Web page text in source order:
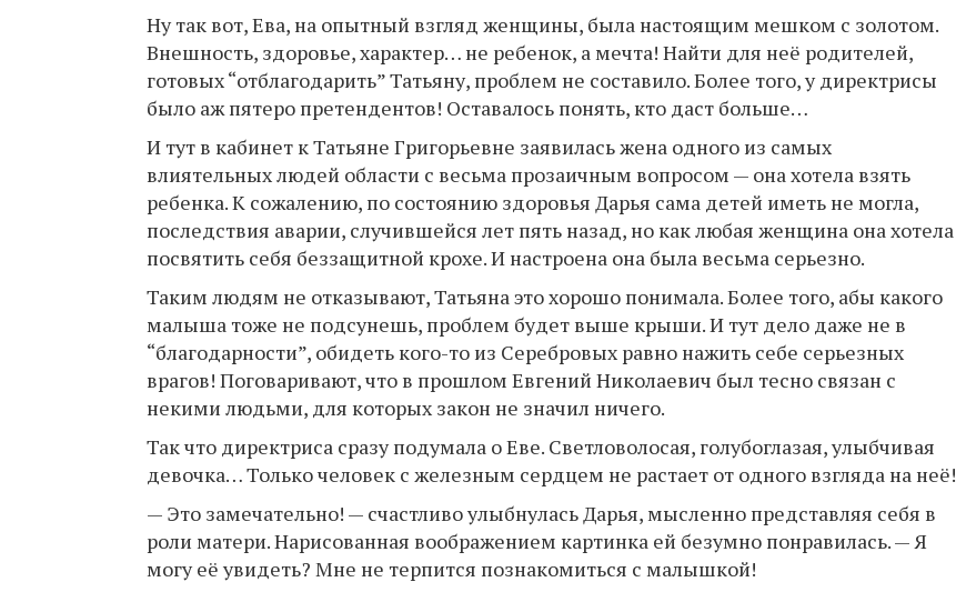
Ну так вот, Ева, на опытный взгляд женщины, была настоящим мешком с золотом.
Внешность, здоровье, характер… не ребенок, а мечта! Найти для неё родителей,
готовых “отблагодарить” Татьяну, проблем не составило. Более того, у директрисы
было аж пятеро претендентов! Оставалось понять, кто даст больше…
И тут в кабинет к Татьяне Григорьевне заявилась жена одного из самых
влиятельных людей области с весьма прозаичным вопросом — она хотела взять
ребенка. К сожалению, по состоянию здоровья Дарья сама детей иметь не могла,
последствия аварии, случившейся лет пять назад, но как любая женщина она хотела
посвятить себя беззащитной крохе. И настроена она была весьма серьезно.
Таким людям не отказывают, Татьяна это хорошо понимала. Более того, абы какого
малыша тоже не подсунешь, проблем будет выше крыши. И тут дело даже не в
“благодарности”, обидеть кого-то из Серебровых равно нажить себе серьезных
врагов! Поговаривают, что в прошлом Евгений Николаевич был тесно связан с
некими людьми, для которых закон не значил ничего.
Так что директриса сразу подумала о Еве. Светловолосая, голубоглазая, улыбчивая
девочка… Только человек с железным сердцем не растает от одного взгляда на неё!
— Это замечательно! — счастливо улыбнулась Дарья, мысленно представляя себя в
роли матери. Нарисованная воображением картинка ей безумно понравилась. — Я
могу её увидеть? Мне не терпится познакомиться с малышкой!